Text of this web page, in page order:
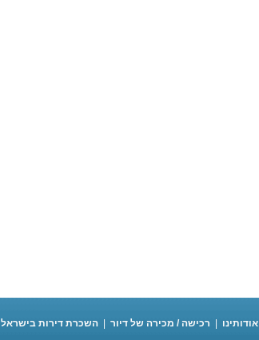
אודותינו רכישה / מכירה של דיור השכרת דירות בישראל